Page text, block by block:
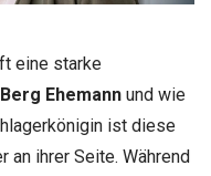
eine starke
Ehemann und wie
ist diese
an ihrer Seite. Während